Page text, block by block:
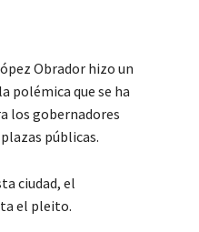
Obrador hizo un
polémica que se ha
los gobernadores
públicas.
ciudad, el
el pleito.